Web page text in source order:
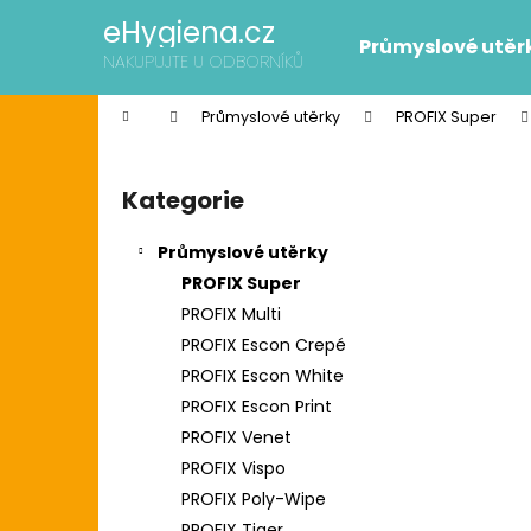
eHygiena.cz
NAKUPUJTE U ODBORNÍKŮ
Průmyslové
Domů Průmyslové utěrky PROFIX Super
Přeskočit
kategorie
Kategorie
Průmyslové utěrky
PROFIX Super
PROFIX Multi
PROFIX Escon Crepé
PROFIX Escon White
PROFIX Escon Print
PROFIX Venet
PROFIX Vispo
PROFIX Poly-Wipe
í
Zpět
do
Zpět
do
SCOTT SLIMROLL PAPÍROVÉ RUČNÍKY
2 595 Kč
Původně: 2 626 Kč